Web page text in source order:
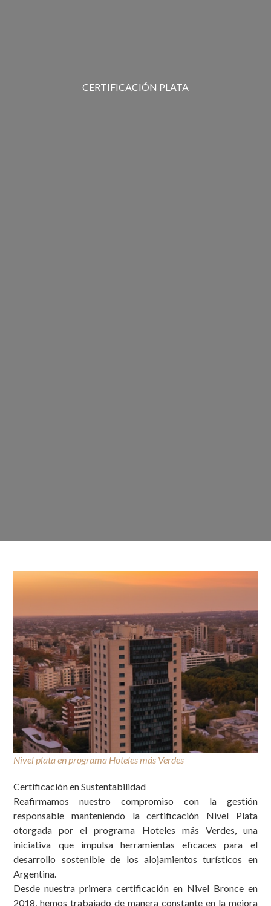
CERTIFICACIÓN PLATA
Nivel plata en programa Hoteles más Verdes
Certificación en Sustentabilidad
Reafirmamos nuestro compromiso con la gestión
responsable manteniendo la certificación Nivel Plata
otorgada por el programa Hoteles más Verdes, una
iniciativa que impulsa herramientas eficaces para el
desarrollo sostenible de los alojamientos turísticos en
Argentina.
Desde nuestra primera certificación en Nivel Bronceen
2018, hemos trabajado de manera constante en la mejora